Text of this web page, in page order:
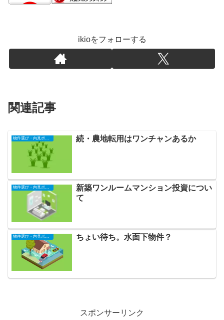
ikioをフォローする
関連記事
物件選び・内見ポイント 続・農地転用はワンチャンあるか
物件選び・内見ポイント
新築ワンルームマンション投資につい
て
物件選び・内見ポイント ちょい待ち。水面下物件？
スポンサーリンク